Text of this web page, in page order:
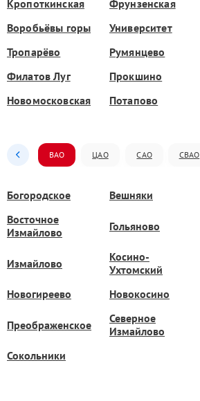
Кропоткинская Фрунзенская
Воробьёвы горы
Университет
Тропарёво
Румянцево
Филатов Луг
Прокшино
Новомосковская
Потапово
ВАО ЦАО САО СВАО
Богородское Вешняки
Восточное
Измайлово
Гольяново
Измайлово
Косино-
Ухтомский
Новогиреево Новокосино
Преображенское
Северное
Измайлово
Сокольники